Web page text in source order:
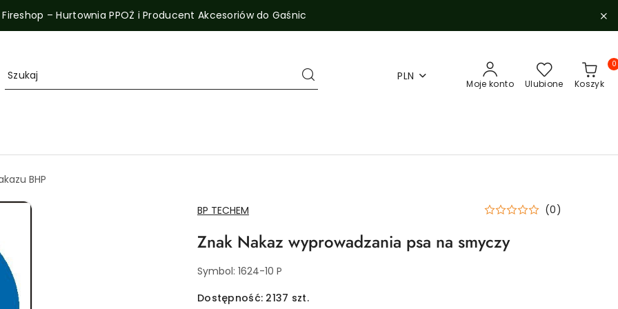
Fireshop – Hurtownia PPOŻ i Producent Akcesoriów do Gaśnic
PLN
Moje konto Ulubione Koszyk
0
BHP
NAZWA
PRODUCENTA:
BP TECHEM (0)
Znak Nakaz wyprowadzania psa na smyczy
Symbol: 1624-10 P
Dostępność: 2137 szt.